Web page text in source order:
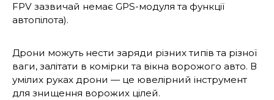
FPV зазвичай немає GPS-моду­ля та функції
автопілота).
Дрони можуть нести заряди різних типів та різної
ваги, залітати в комірки та вікна ворожого авто. В
умілих руках дрони — це ювелірний інструмент
для знищення воро­жих цілей.